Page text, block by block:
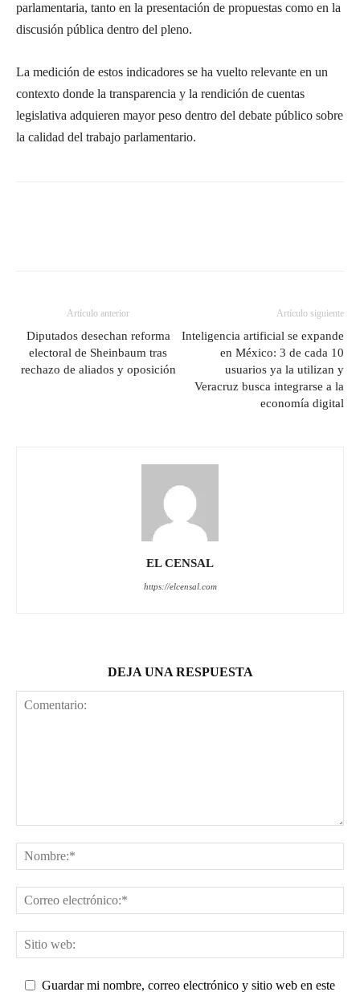
parlamentaria, tanto en la presentación de propuestas como en la
discusión pública dentro del pleno.
La medición de estos indicadores se ha vuelto relevante en un
contexto donde la transparencia y la rendición de cuentas
legislativa adquieren mayor peso dentro del debate público sobre
la calidad del trabajo parlamentario.
Artículo anterior
Diputados desechan reforma
electoral de Sheinbaum tras
rechazo de aliados y oposición
Artículo siguiente
Inteligencia artificial se expande
en México: 3 de cada 10
usuarios ya la utilizan y
Veracruz busca integrarse a la
economía digital
EL CENSAL
https://elcensal.com
DEJA UNA RESPUESTA
Guardar mi nombre, correo electrónico y sitio web en este